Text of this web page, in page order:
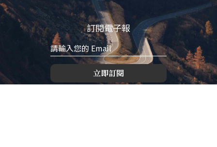
訂閱電子報
立即訂閱